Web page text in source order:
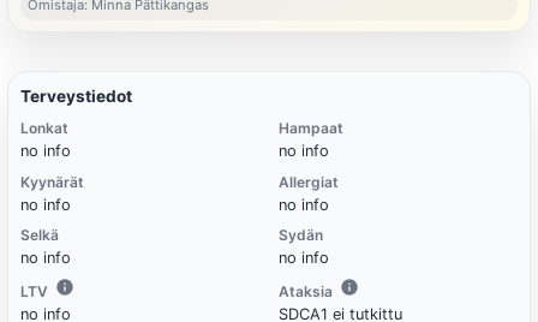
Omistaja: Minna Pättikangas
Terveystiedot
Lonkat
no info
Kyynärät
no info
Selkä
no info
LTV
no info
Hampaat
no info
Allergiat
no info
Sydän
no info
Ataksia
SDCA1 ei tutkittu